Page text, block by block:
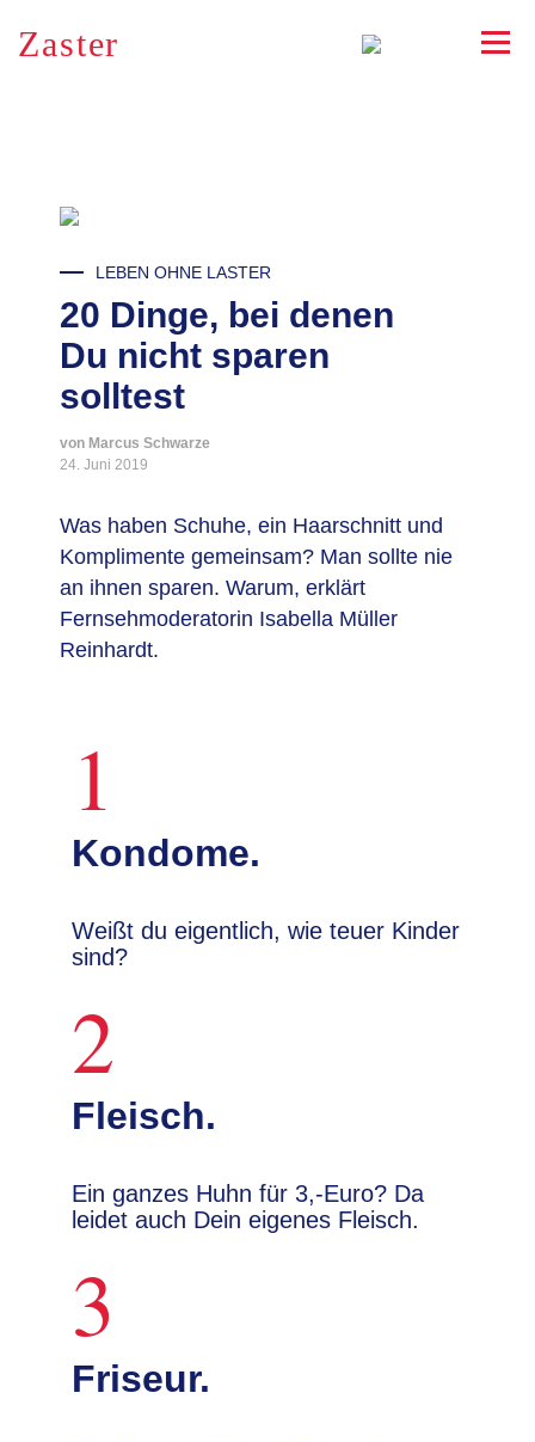
RSS
Zaster
LEBEN OHNE LASTER
20 Dinge, bei denen
Du nicht sparen
solltest
von Marcus Schwarze
24. Juni 2019
Was haben Schuhe, ein Haarschnitt und
Komplimente gemeinsam? Man sollte nie
an ihnen sparen. Warum, erklärt
Fernsehmoderatorin Isabella Müller
Reinhardt.
1
Kondome.
Weißt du eigentlich, wie teuer Kinder
sind?
2
Fleisch.
Ein ganzes Huhn für 3,-Euro? Da
leidet auch Dein eigenes Fleisch.
3
Friseur.